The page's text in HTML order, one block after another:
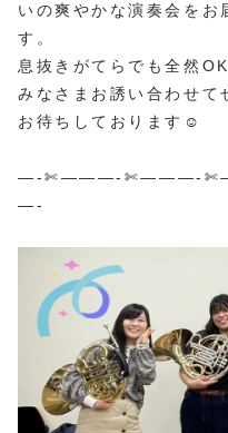
いの爽やかな演奏会をお
す。
息抜きがてらでも全然OK
みなさまお誘い合わせて
お待ちしております☺
—-✄———-✄———-
—-